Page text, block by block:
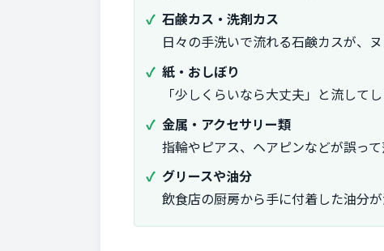
石鹸カス・洗剤カス
日々の手洗いで流れる石鹸カスが、
紙・おしぼり
「少しくらいなら大丈夫」と流して
金属・アクセサリー類
指輪やピアス、ヘアピンなどが誤っ
グリースや油分
飲食店の厨房から手に付着した油分